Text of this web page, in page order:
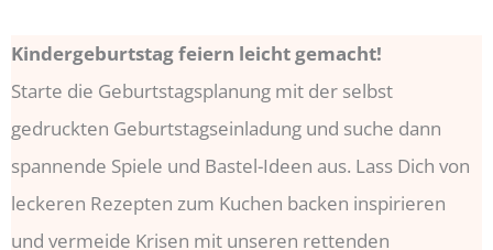
Kindergeburtstag feiern leicht gemacht!
Starte die Geburtstagsplanung mit der selbst
gedruckten Geburtstagseinladung und suche dann
spannende Spiele und Bastel-Ideen aus. Lass Dich von
leckeren Rezepten zum Kuchen backen inspirieren
und vermeide Krisen mit unseren rettenden